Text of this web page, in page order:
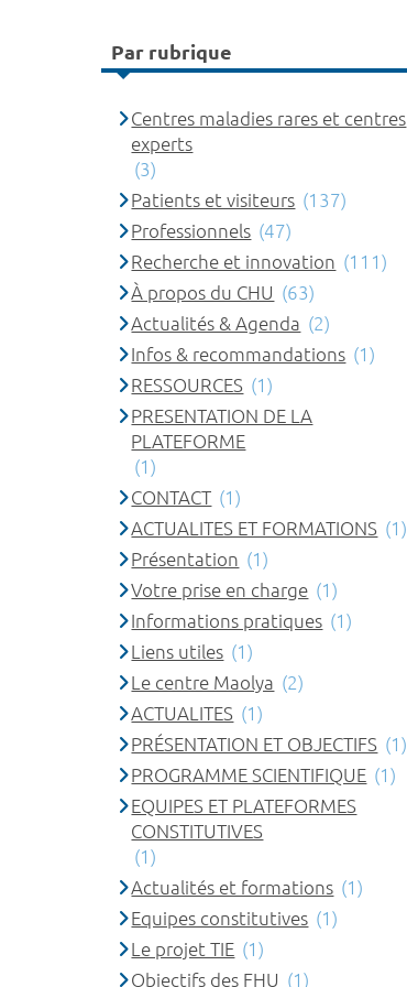
Par rubrique
Centres maladies rares et centres
experts
(3)
Patients et visiteurs (137)
Professionnels (47)
Recherche et innovation (111)
À propos du CHU (63)
Actualités & Agenda (2)
Infos & recommandations (1)
RESSOURCES (1)
PRESENTATION DE LA
PLATEFORME
(1)
CONTACT (1)
ACTUALITES ET FORMATIONS (1)
Présentation (1)
Votre prise en charge (1)
Informations pratiques (1)
Liens utiles (1)
Le centre Maolya (2)
ACTUALITES (1)
PRÉSENTATION ET OBJECTIFS (1)
PROGRAMME SCIENTIFIQUE (1)
EQUIPES ET PLATEFORMES
CONSTITUTIVES
(1)
Actualités et formations (1)
Equipes constitutives (1)
Le projet TIE (1)
Objectifs des FHU (1)